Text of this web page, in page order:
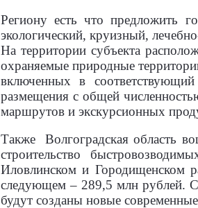
Региону есть что предложить
экологический, круизный,
На территории субъекта
охраняемые природные
включенных в
размещения с общей
маршрутов и экскурсионных
Также
Волгоградская область
строительство
Иловлинском и Городищенском
следующем – 289,5 млн рублей.
будут созданы новые